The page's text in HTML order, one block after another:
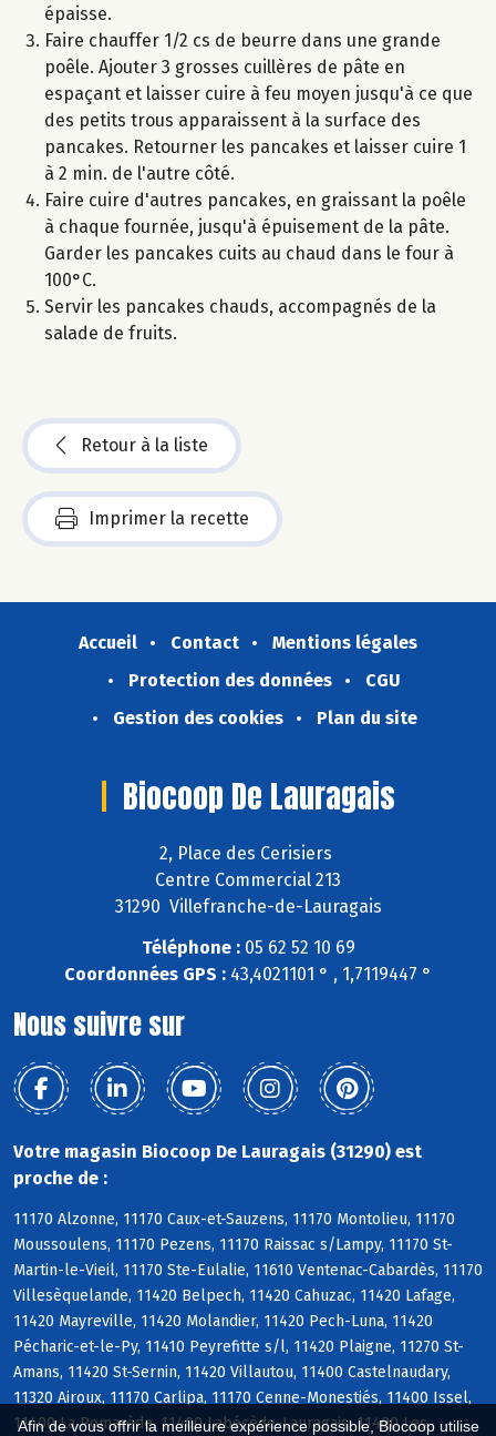
Afin de vous offrir la meilleure expérience possible, Biocoop utilise
épaisse.
Faire chauffer 1/2 cs de beurre dans une grande
poêle. Ajouter 3 grosses cuillères de pâte en
espaçant et laisser cuire à feu moyen jusqu'à ce que
des petits trous apparaissent à la surface des
pancakes. Retourner les pancakes et laisser cuire 1
à 2 min. de l'autre côté.
Faire cuire d'autres pancakes, en graissant la poêle
à chaque fournée, jusqu'à épuisement de la pâte.
Garder les pancakes cuits au chaud dans le four à
100°C.
Servir les pancakes chauds, accompagnés de la
salade de fruits.
Retour à la liste
Imprimer la recette
Accueil Contact
Mentions légales
Protection des données
CGU
Gestion des cookies
Plan du site
Biocoop De Lauragais
2, Place des Cerisiers
Centre Commercial 213
31290 Villefranche-de-Lauragais
Téléphone :05 62 52 10 69
Coordonnées GPS : 43,4021101 ° , 1,7119447 °
Nous suivre sur
Votre magasin Biocoop De Lauragais (31290) est
proche de :
11170 Alzonne, 11170 Caux-et-Sauzens, 11170 Montolieu, 11170
Moussoulens, 11170 Pezens, 11170 Raissac s/Lampy, 11170 St-
Martin-le-Vieil, 11170 Ste-Eulalie, 11610 Ventenac-Cabardès, 11170
Villesèquelande, 11420 Belpech, 11420 Cahuzac, 11420 Lafage,
11420 Mayreville, 11420 Molandier, 11420 Pech-Luna, 11420
Pécharic-et-le-Py, 11410 Peyrefitte s/l, 11420 Plaigne, 11270 St-
Amans, 11420 St-Sernin, 11420 Villautou, 11400 Castelnaudary,
11320 Airoux, 11170 Carlipa, 11170 Cenne-Monestiés, 11400 Issel,
11400 La Pomarède, 11400 Labécède-Lauragais, 11400 Les